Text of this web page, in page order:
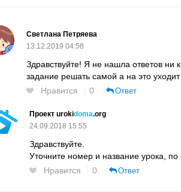
Светлана Петряева
13.12.2019 04:58
Здравствуйте! Я не нашла ответов ни
задание решать самой а на это
Нравится
0 Ответ
Проект urokidoma.org
24.09.2018 15:55
Здравствуйте.
Уточните номер и название урока,
Нравится
0 Ответ